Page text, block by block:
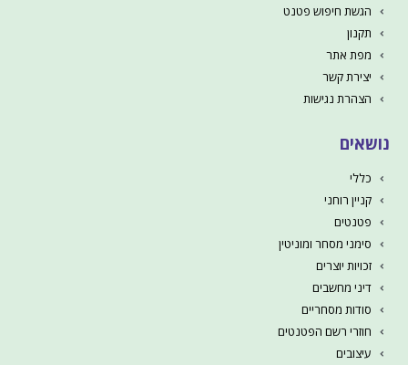
הגשת חיפוש פטנט
תקנון
מפת אתר
יצירת קשר
הצהרת נגישות
נושאים
כללי
קניין רוחני
פטנטים
סימני מסחר ומוניטין
זכויות יוצרים
דיני מחשבים
סודות מסחריים
חוזרי רשם הפטנטים
עיצובים